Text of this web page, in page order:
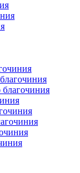
благочиния